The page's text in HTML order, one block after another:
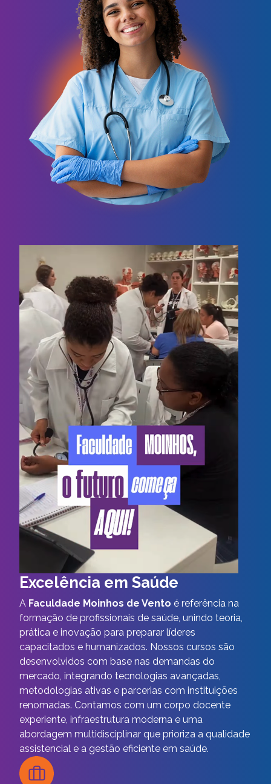
Excelência em Saúde
A Faculdade Moinhos de Vento é referência na
formação de profissionais de saúde, unindo teoria,
prática e inovação para preparar líderes
capacitados e humanizados. Nossos cursos são
desenvolvidos com base nas demandas do
mercado, integrando tecnologias avançadas,
metodologias ativas e parcerias com instituições
renomadas. Contamos com um corpo docente
experiente, infraestrutura moderna e uma
abordagem multidisciplinar que prioriza a qualidade
assistencial e a gestão eficiente em saúde.